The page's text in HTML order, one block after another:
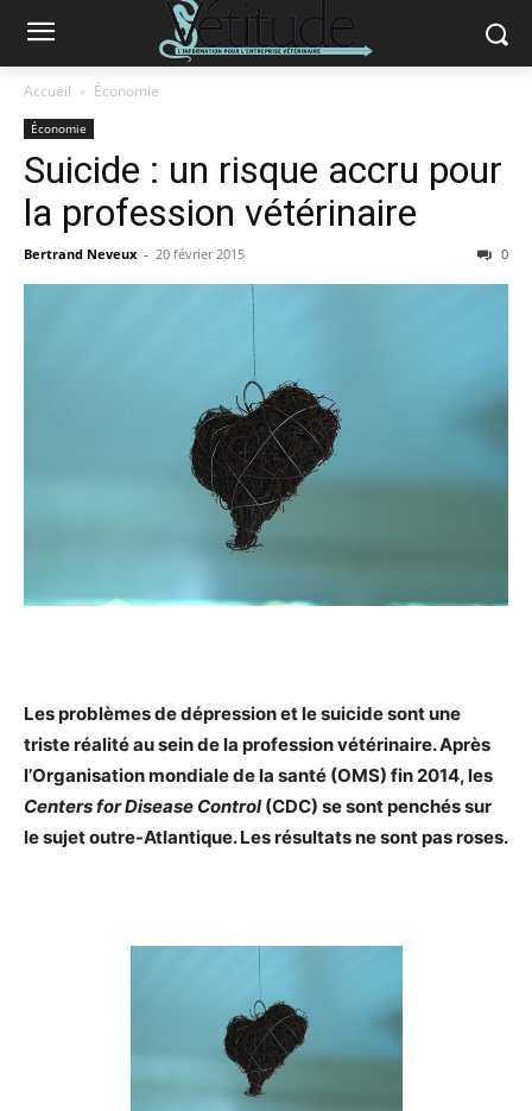
Accueil Économie
Économie
Suicide : un risque accru pour
la profession vétérinaire
Bertrand Neveux - 20 février 2015 0
Les problèmes de dépression et le suicide sont une
triste réalité au sein de la profession vétérinaire. Après
l’Organisation mondiale de la santé (OMS) fin 2014, les
Centers for Disease Control(CDC) se sont penchés sur
le sujet outre-Atlantique. Les résultats ne sont pas roses.